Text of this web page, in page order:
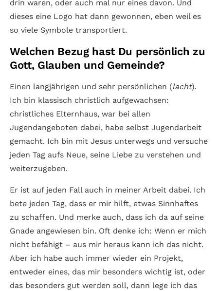
drin waren, oder auch mal nur eines davon. Und
dieses eine Logo hat dann gewonnen, eben weil es
so viele Symbole transportiert.
Welchen Bezug hast Du persönlich zu
Gott, Glauben und Gemeinde?
Einen langjährigen und sehr persönlichen (lacht).
Ich bin klassisch christlich aufgewachsen:
christliches Elternhaus, war bei allen
Jugendangeboten dabei, habe selbst Jugendarbeit
gemacht. Ich bin mit Jesus unterwegs und versuche
jeden Tag aufs Neue, seine Liebe zu verstehen und
weiterzugeben.
Er ist auf jeden Fall auch in meiner Arbeit dabei. Ich
bete jeden Tag, dass er mir hilft, etwas Sinnhaftes
zu schaffen. Und merke auch, dass ich da auf seine
Gnade angewiesen bin. Oft denke ich: Wenn er mich
nicht befähigt – aus mir heraus kann ich das nicht.
Aber ich habe auch immer wieder ein Projekt,
entweder eines, das mir besonders wichtig ist, oder
das besonders gut werden soll, dann lege ich das